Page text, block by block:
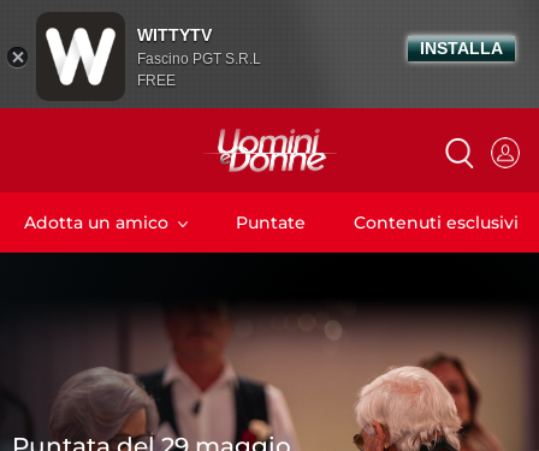
Adotta un amico Puntate Contenuti esclusivi
WITTYTV
Fascino PGT S.R.L
FREE
INSTALLA